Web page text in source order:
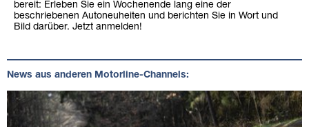
bereit: Erleben Sie ein Wochenende lang eine der
beschriebenen Autoneuheiten und berichten Sie in Wort und
Bild darüber. Jetzt anmelden!
News aus anderen Motorline-Channels: